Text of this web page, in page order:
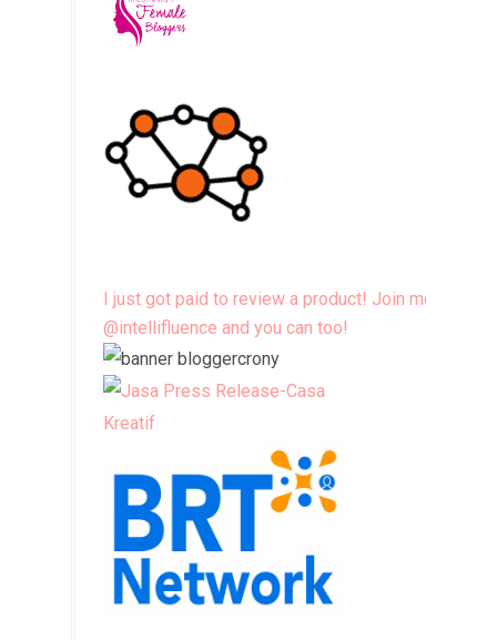
I just got paid to review a product! Join me
@intellifluence and you can too!